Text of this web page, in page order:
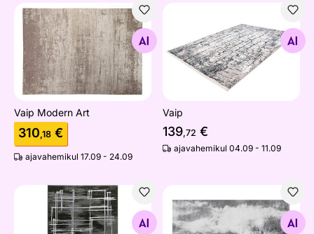
Vaip Modern Art
Otsi sarnaseid
Vaip Modern Art
310,18 €
ajavahemikul 17.09 - 24.09
Otsi sarnaseid
Vaip
139,72 €
ajavahemikul 04.09 - 11.09
Vaip Design Black
Otsi sarnaseid
Vaip Aura
Otsi sarnaseid